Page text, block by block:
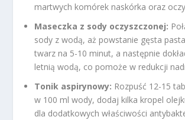
martwych komórek naskórka oraz
Maseczka z sody oczyszczonej:
sody z wodą, aż powstanie gęsta
twarz na 5-10 minut, a następnie
letnią wodą, co pomoże w redukcji
Tonik aspirynowy: Rozpuść 12-15
w 100 ml wody, dodaj kilka kropel
dla dodatkowych właściwości